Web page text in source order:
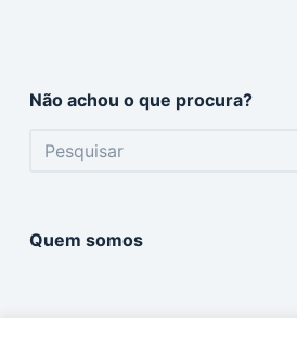
Não achou o que procura?
Quem somos